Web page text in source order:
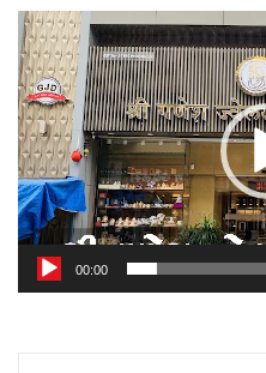
00:00